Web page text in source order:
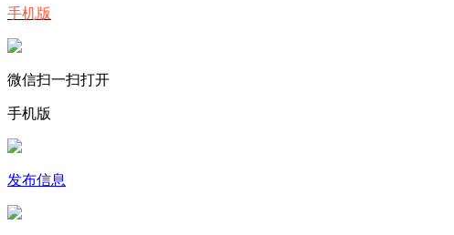
手机版
微信扫一扫打开
手机版
发布信息